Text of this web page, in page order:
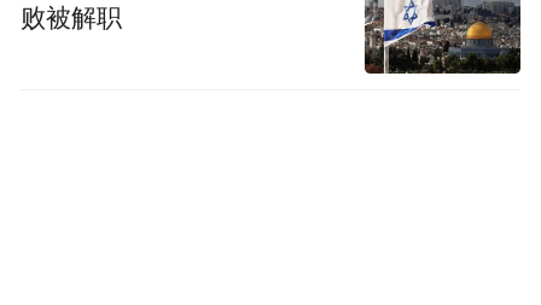
败被解职